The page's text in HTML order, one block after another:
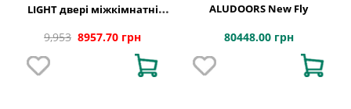
LIGHT двері міжкімнатні
9,953 8957.70 грн
ALUDOORS New Fly
80448.00 грн